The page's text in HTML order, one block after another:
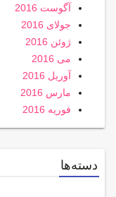
آگوست 2016
جولای 2016
ژوئن 2016
می 2016
آوریل 2016
مارس 2016
فوریه 2016
دسته‌ها